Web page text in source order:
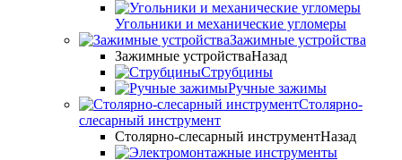
Угольники и механические угломеры
Зажимные устройства
Зажимные устройстваНазад
Струбцины
Ручные зажимы
Столярно-
слесарный инструмент
Столярно-слесарный инструментНазад